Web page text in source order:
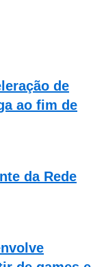
de
ao fim de
da Rede